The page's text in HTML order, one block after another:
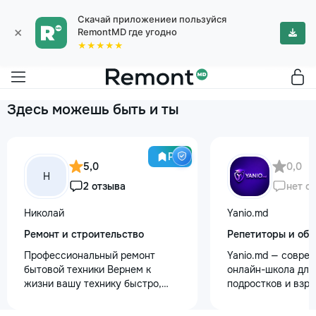
×
Скачай приложениеи пользуйся
RemontMD где угодно
★★★★★
Здесь можешь быть и ты
Pro
Н
5,0
2 отзыва
Николай
Ремонт и строительство
Профессиональный ремонт
бытовой техники Вернем к
жизни вашу технику быстро,
0,0
нет
Yanio.md
Репетиторы и
Yanio.md —
онлайн-школа для
подростков и